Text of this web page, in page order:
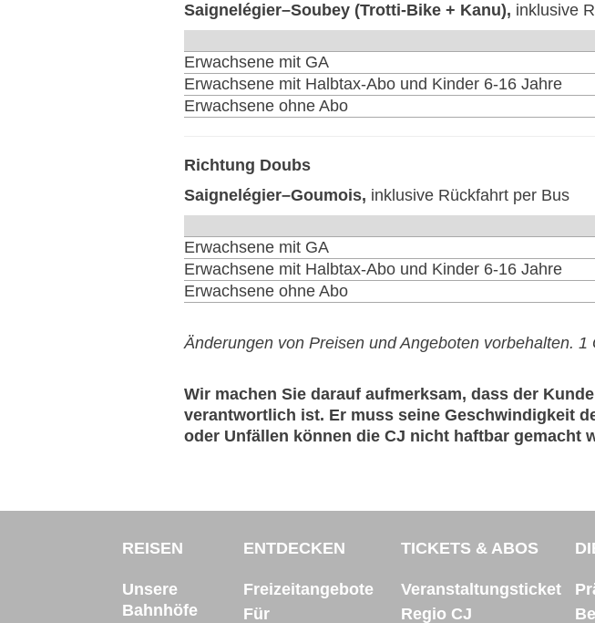
Saignelégier–Soubey (Trotti-Bike + Kanu), inklusive
Erwachsene mit GA
Erwachsene mit Halbtax-Abo und Kinder 6-16 Jahre
Erwachsene ohne Abo
Richtung Doubs
Saignelégier–Goumois, inklusive Rückfahrt per Bus
Erwachsene mit GA
Erwachsene mit Halbtax-Abo und Kinder 6-16 Jahre
Erwachsene ohne Abo
Änderungen von Preisen und Angeboten vorbehalten.
Wir machen Sie darauf aufmerksam, dass der
verantwortlich ist. Er muss seine Geschwindigkeit
oder Unfällen können die CJ nicht haftbar gemacht
REISEN
Unsere
Bahnhöfe
ENTDECKEN
Freizeitangebote
Für
TICKETS & ABOS
Veranstaltungsticket
Regio CJ